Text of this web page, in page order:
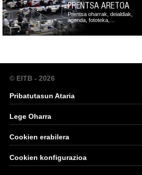
PRENTSA ARETOA
Prentsa oharrak, deialdiak,
agenda, fototeka,…
© EITB - 2026
Pribatutasun Ataria
Lege Oharra
Cookien erabilera
Cookien konfigurazioa